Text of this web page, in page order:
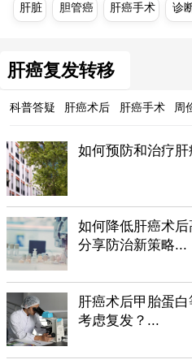
肝脏 胆管癌 肝癌手术 诊
肝癌复发转移
科普答疑 肝癌术后 肝癌手术 周
如何预防和治疗
如何降低肝癌术
分享防治新策略...
肝癌术后甲胎蛋
考虑复发？...